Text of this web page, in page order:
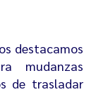
destacamos
mudanzas
de trasladar